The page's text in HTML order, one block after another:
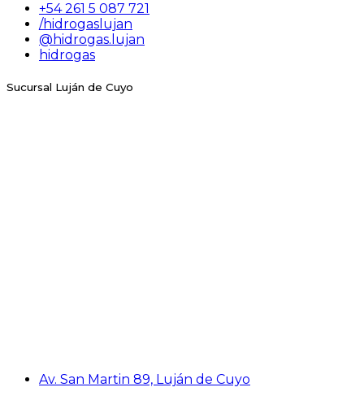
+54 261 5 087 721
/hidrogaslujan
@hidrogas.lujan
hidrogas
Sucursal Luján de Cuyo
Av. San Martin 89, Luján de Cuyo